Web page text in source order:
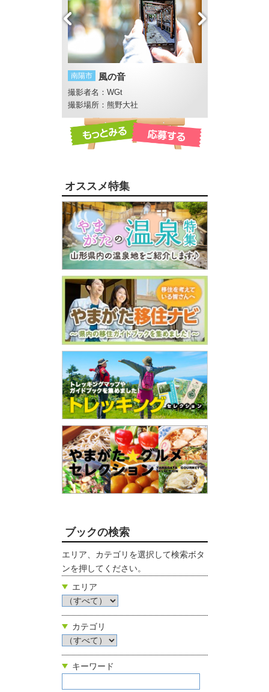
南陽市 風の音
撮影者名：WGt
撮影場所：熊野大社
オススメ特集
ブックの検索
エリア、カテゴリを選択して検索ボタ
ンを押してください。
エリア
カテゴリ
キーワード